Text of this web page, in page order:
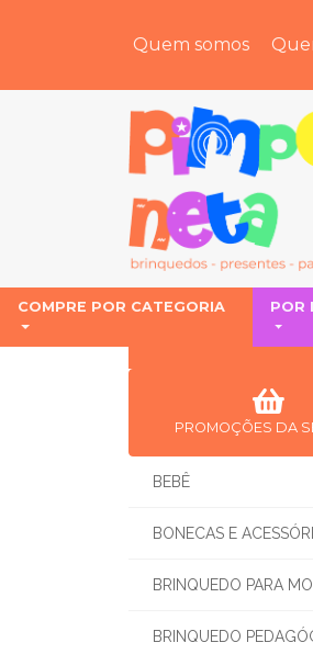
Quem somos
COMPRE POR CATEGORIA POR
PROMOÇÕES DA
BEBÊ
BONECAS E
BRINQUEDO PARA
BRINQUEDO